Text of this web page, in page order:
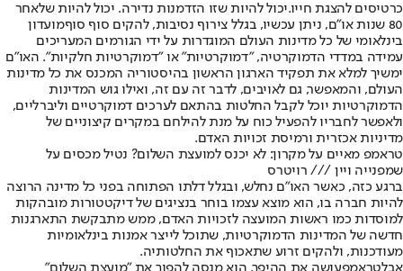
כרטיסים להצגת חייו.יכול להיות שזו הזדמנות נדירה. יכול להיות שלאחר
80 שנות או"ם, ניתן עכשיו, בגלל צירוף נסיבות, להקים סוף סוף
מועדון
בינלאומי של כל מדינות העולם המוגדרות על ידי הגורמים המעריכים
עמידה במדדי הדמוקרטיה, "דמוקרטיות" או "דמוקרטיות חלקיות". האו"ם
ימשיך למלא את תפקיד הארגון הראשון בהיסטוריה המכנס את כל מדינות
העולם, והמאפשר, גם לאויבים, לדבר זה עם זה, ואילו גוש המדינות
הדמוקרטיות יוכל לקבל החלטות בהתאם לערכים דמוקרטיים וליברליים,
ולאפשר לחבריו להפעיל כוח על מנת להילחם במקרים קיצוניים של
מדיניות אכזרית ורמיסת זכויות האדם.
טראמפ מאיים על מקרון: לא יכנס למועצת השלום? נטיל מכסים על
שמפנייה ויין /// רויטרס
ברגע כזה, כאשר האו"ם נחלש, ובגלל דלתו הפתוחה בפני כל מדינה הרוצה
להיות חברה בו, הוא מוצא עצמו בוחר בנציגים של דיקטטורות מובהקות
למוסדות כמו ראשות המועצה לזכויות האדם, ממש מתבקשת התארגנות
חדשה של המדינות הדמוקרטיות, שתוכל לייצר אמנות בינלאומיות
מעודכנות, ולהקים זרוע שתאכוף את החלטותיה.